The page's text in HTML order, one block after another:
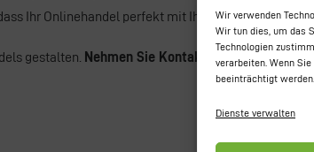
Wir verwenden
Wir tun dies, um das
Technologien
verarbeiten. Wenn
beeinträchtigt werden.
Dienste verwalten
Ihr Onlinehandel perfekt mit Ihrem stationären
gestalten. Nehmen Sie Kontakt mit uns auf – wir